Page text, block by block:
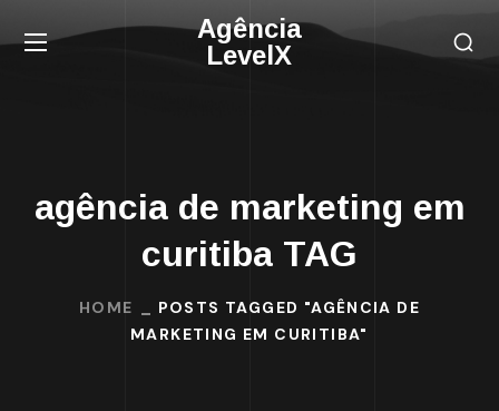
Agência
LevelX
agência de marketing em
curitiba TAG
HOME
POSTS TAGGED "AGÊNCIA DE
MARKETING EM CURITIBA"